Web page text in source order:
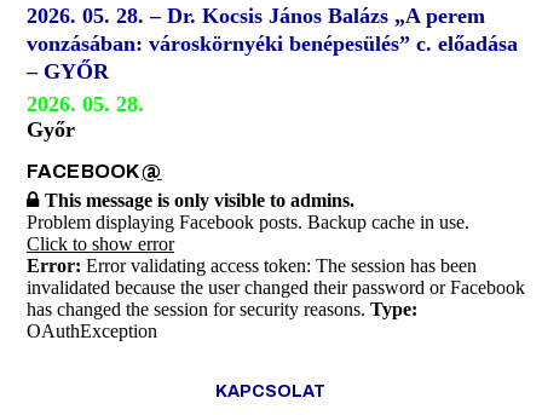
2026. 05. 28. – Dr. Kocsis János Balázs „A perem
vonzásában: városkörnyéki benépesülés” c. előadása
– GYŐR
2026. 05. 28.
Győr
FACEBOOK@
This message is only visible to admins.
Problem displaying Facebook posts. Backup cache in use.
Click to show error
Error: Error validating access token: The session has been
invalidated because the user changed their password or Facebook
has changed the session for security reasons. Type:
OAuthException
KAPCSOLAT